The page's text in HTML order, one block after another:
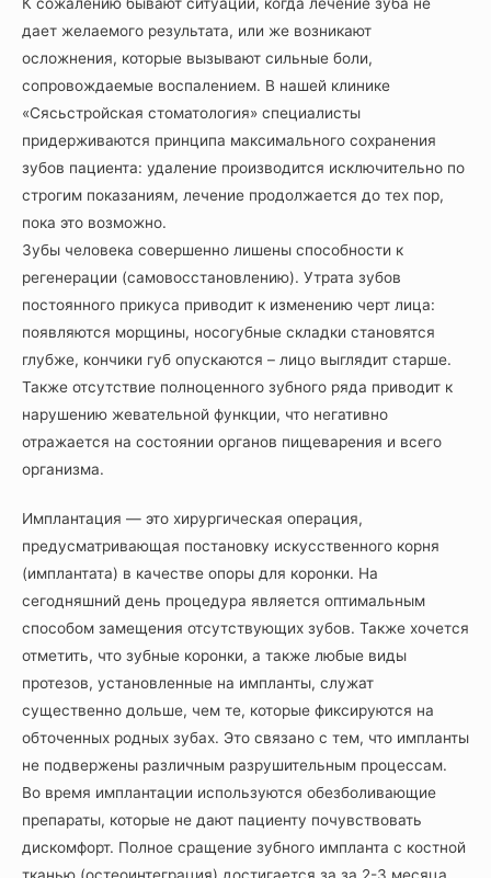
дает желаемого результата, или же возникают
осложнения, которые вызывают сильные боли,
сопровождаемые воспалением. В нашей клинике
«Сясьстройская стоматология» специалисты
придерживаются принципа максимального сохранения
зубов пациента: удаление производится исключительно по
строгим показаниям, лечение продолжается до тех пор,
пока это возможно.
Зубы человека совершенно лишены способности к
регенерации (самовосстановлению). Утрата зубов
постоянного прикуса приводит к изменению черт лица:
появляются морщины, носогубные складки становятся
глубже, кончики губ опускаются – лицо выглядит старше.
Также отсутствие полноценного зубного ряда приводит к
нарушению жевательной функции, что негативно
отражается на состоянии органов пищеварения и всего
организма.
Имплантация — это хирургическая операция,
предусматривающая постановку искусственного корня
(имплантата) в качестве опоры для коронки. На
сегодняшний день процедура является оптимальным
способом замещения отсутствующих зубов. Также хочется
отметить, что зубные коронки, а также любые виды
протезов, установленные на импланты, служат
существенно дольше, чем те, которые фиксируются на
обточенных родных зубах. Это связано с тем, что импланты
не подвержены различным разрушительным процессам.
Во время имплантации используются обезболивающие
препараты, которые не дают пациенту почувствовать
дискомфорт. Полное сращение зубного импланта с костной